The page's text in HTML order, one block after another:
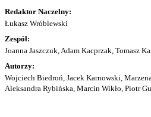
Redaktor Naczelny:
Łukasz Wróblewski
Zespół:
Joanna Jaszczuk, Adam Kacprzak, Tomasz
Autorzy:
Wojciech Biedroń, Jacek Karnowski,
Aleksandra Rybińska, Marcin Wikło, Piotr